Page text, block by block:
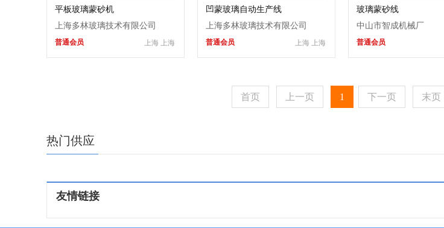
平板玻璃蒙砂机
上海多林玻璃技术有限公司
上海 上海
普通会员
凹蒙玻璃自动生产线
上海多林玻璃技术有限公司
上海 上海
普通会员
玻璃蒙砂线
中山市智成机械厂
普通会员
首页 上一页 1 下一页 末页
热门供应
友情链接